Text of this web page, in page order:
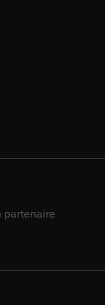
partenaire